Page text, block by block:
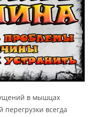
в мышцах
пе­ре­груз­ки всег­да